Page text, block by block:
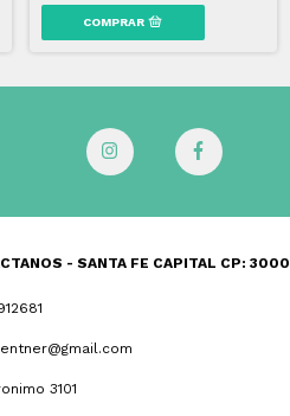
- SANTA FE CAPITAL CP: 3000
3101